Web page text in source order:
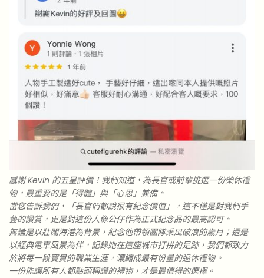
感謝 Kevin 的五星評價！我們知道，為長官或前輩挑選一份榮休禮
物，最重要的是「得體」與「心思」兼備。
當您告訴我們，「長官們都說很有紀念價值」，這不僅是對我們手
藝的讚賞，更是對這份人像公仔作為正式紀念品的最高認可。
無論是以壯闊海港為背景，紀念他帶領團隊乘風破浪的歲月；還是
以經典電車風景為伴，記錄她在這座城市打拼的足跡，我們都致力
於將每一段寶貴的職業生涯，濃縮成最有份量的退休禮物。
一份能讓所有人都點頭稱讚的禮物，才是最值得的選擇。